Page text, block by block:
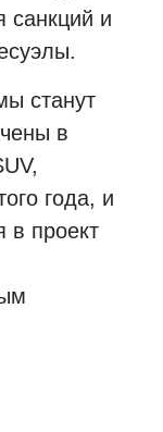
санкций и
станут
в
года, и
в проект